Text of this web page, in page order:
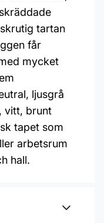
tartan
får
mycket
ljusgrå
vitt, brunt
tapet som
arbetsrum
hall.